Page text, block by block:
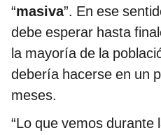
“masiva”. En ese
debe esperar hasta
la mayoría de la
debería hacerse en un
meses.
“Lo que vemos